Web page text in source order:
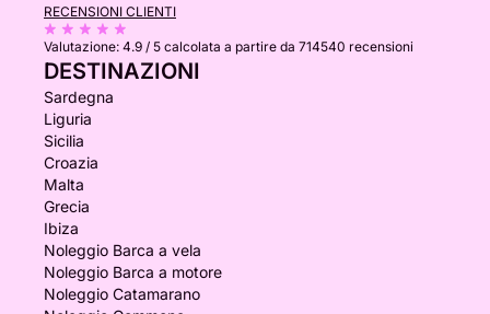
RECENSIONI CLIENTI
Valutazione: 4.9 / 5 calcolata a partire da 714540 recensioni
DESTINAZIONI
Sardegna
Liguria
Sicilia
Croazia
Malta
Grecia
Ibiza
Noleggio Barca a vela
Noleggio Barca a motore
Noleggio Catamarano